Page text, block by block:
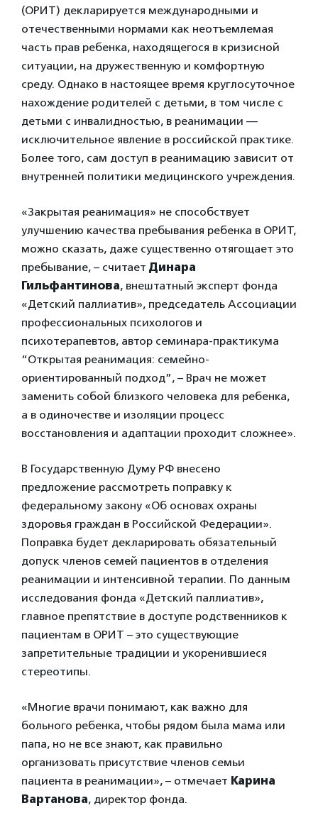
(ОРИТ) декларируется международными и
отечественными нормами как неотъемлемая
часть прав ребенка, находящегося в кризисной
ситуации, на дружественную и комфортную
среду. Однако в настоящее время круглосуточное
нахождение родителей с детьми, в том числе с
детьми с инвалидностью, в реанимации —
исключительное явление в российской практике.
Более того, сам доступ в реанимацию зависит от
внутренней политики медицинского учреждения.
«Закрытая реанимация» не способствует
улучшению качества пребывания ребенка в ОРИТ,
можно сказать, даже существенно отягощает это
пребывание, – считает Динара
Гильфантинова, внештатный эксперт фонда
«Детский паллиатив», председатель Ассоциации
профессиональных психологов и
психотерапевтов, автор семинара-практикума
“Открытая реанимация: семейно-
ориентированный подход”, – Врач не может
заменить собой близкого человека для ребенка,
а в одиночестве и изоляции процесс
восстановления и адаптации проходит сложнее».
В Государственную Думу РФ внесено
предложение рассмотреть поправку к
федеральному закону «Об основах охраны
здоровья граждан в Российской Федерации».
Поправка будет декларировать обязательный
допуск членов семей пациентов в отделения
реанимации и интенсивной терапии. По данным
исследования фонда «Детский паллиатив»,
главное препятствие в доступе родственников к
пациентам в ОРИТ – это существующие
запретительные традиции и укоренившиеся
стереотипы.
«Многие врачи понимают, как важно для
больного ребенка, чтобы рядом была мама или
папа, но не все знают, как правильно
организовать присутствие членов семьи
пациента в реанимации», – отмечает Карина
Вартанова, директор фонда.